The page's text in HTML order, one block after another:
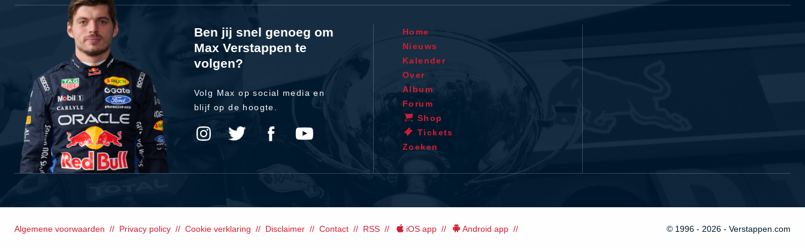
Ben jij snel genoeg om
Max Verstappen te
volgen?
Volg Max op social media en
blijf op de hoogte.
Home
Nieuws
Kalender
Over
Album
Forum
Shop
Tickets
Zoeken
Algemene voorwaarden Privacy policy Cookie verklaring Disclaimer Contact RSS iOS app Android app © 1996 - 2026 - Verstappen.com